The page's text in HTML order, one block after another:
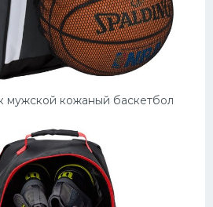
мужской кожаный баскетбол